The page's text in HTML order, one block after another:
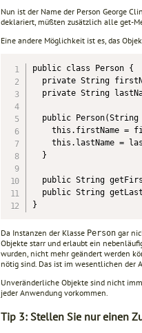
Nun ist der Name der Person George
deklariert, müßten zusätzlich alle get-
Eine andere Möglichkeit ist es, das
public class Person {
private String
private String
public
this.firstName =
this.lastName =
  }
public String
public String
}
Da Instanzen der Klasse Person gar
Objekte starr und erlaubt ein
wurden, nicht mehr geändert werden
nötig sind. Das ist im wesentlichen der
Unveränderliche Objekte sind nicht
jeder Anwendung vorkommen.
Tip 3: Stellen Sie nur einen